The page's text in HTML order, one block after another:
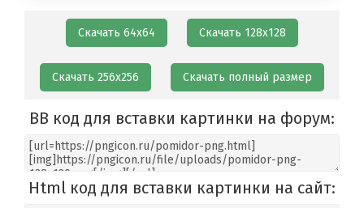
Скачать 64х64 Скачать 128х128
Скачать 256х256 Скачать полный размер
BB код для вставки картинки на форум:
Html код для вставки картинки на сайт: